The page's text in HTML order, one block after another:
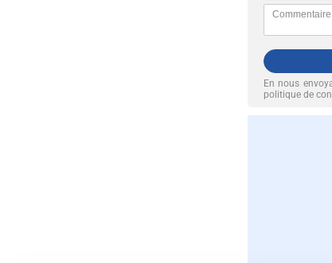
En nous
politique de